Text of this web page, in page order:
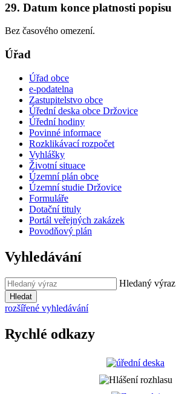
29. Datum konce platnosti popisu
Bez časového omezení.
Úřad
Úřad obce
e-podatelna
Zastupitelstvo obce
Úřední deska obce Držovice
Úřední hodiny
Povinné informace
Rozklikávací rozpočet
Vyhlášky
Životní situace
Územní plán obce
Územní studie Držovice
Formuláře
Dotační tituly
Portál veřejných zakázek
Povodňový plán
Vyhledávání
Hledaný výraz
Hledat
rozšířené vyhledávání
Rychlé odkazy